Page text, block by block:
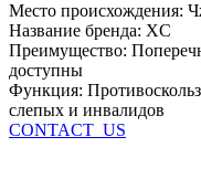
Место происхождения:
Название бренда: XC
Преимущество:
доступны
Функция:
слепых и инвалидов
CONTACT_US